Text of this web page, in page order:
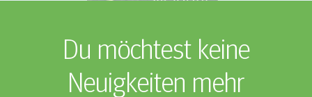
Du möchtest keine
Neuigkeiten mehr